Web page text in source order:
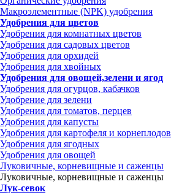
Макроэлементные (NPK) удобрения
Удобрения для цветов
Удобрения для комнатных цветов
Удобрения для садовых цветов
Удобрения для орхидей
Удобрения для хвойных
Удобрения для овощей,зелени и ягод
Удобрения для огурцов, кабачков
Удобрение для зелени
Удобрения для томатов, перцев
Удобрения для капусты
Удобрения для картофеля и корнеплодов
Удобрения для ягодных
Удобрения для овощей
Луковичные, корневищные и саженцы
Луковичные, корневищные и саженцы
Лук-севок